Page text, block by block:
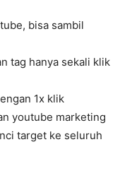
bisa sambil
tag hanya sekali klik
1x klik
youtube marketing
target ke seluruh